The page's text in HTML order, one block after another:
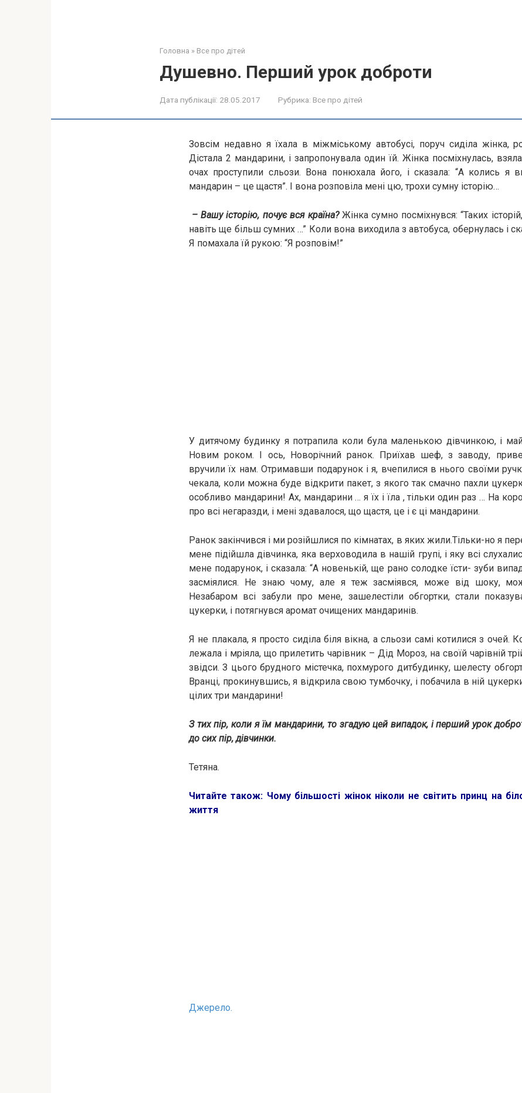
Головна » Все про дітей
Душевно. Перший урок доброти
Дата публікації: 28.05.2017 Рубрика: Все про дітей
Зовсім недавно я їхала в міжміському автобусі, поруч сиділа жінка,
Дістала 2 мандарини, і запропонувала один їй. Жінка посміхнулась,
очах проступили сльози. Вона понюхала його, і сказала: “А колись я
мандарин – це щастя”. І вона розповіла мені цю, трохи сумну історію…
– Вашу історію, почує вся країна? Жінка сумно посміхнувся: “Таких
навіть ще більш сумних …” Коли вона виходила з автобуса, обернулась і
Я помахала їй рукою: “Я розповім!”
У дитячому будинку я потрапила коли була маленькою дівчинкою, і
Новим роком. І ось, Новорічний ранок. Приїхав шеф, з заводу,
вручили їх нам. Отримавши подарунок і я, вчепилися в нього своїми
чекала, коли можна буде відкрити пакет, з якого так смачно пахли
особливо мандарини! Ах, мандарини … я їх і їла , тільки один раз … На
про всі негаразди, і мені здавалося, що щастя, це і є ці мандарини.
Ранок закінчився і ми розійшлися по кімнатах, в яких жили.Тільки-но я
мене підійшла дівчинка, яка верховодила в нашій групі, і яку всі
мене подарунок, і сказала: “А новенькій, ще рано солодке їсти- зуби
засміялися. Не знаю чому, але я теж засміявся, може від шoку,
Незабаром всі забули про мене, зашелестіли обгортки, стали
цукерки, і потягнувся аромат очищених мандаринів.
Я не плакала, я просто сиділа біля вікна, а сльози самі котилися з очей.
лежала і мріяла, що прилетить чарівник – Дід Мороз, на своїй чарівній
звідси. З цього брудного містечка, похмурого дитбудинку, шелесту
Вранці, прокинувшись, я відкрила свою тумбочку, і побачила в ній
цілих три мандарини!
З тих пір, коли я їм мандарини, то згадую цей випадок, і перший урок
до сих пір, дівчинки.
Тетяна.
Читайте також: Чому більшості жінок ніколи не світить принц на
життя
Джерело.